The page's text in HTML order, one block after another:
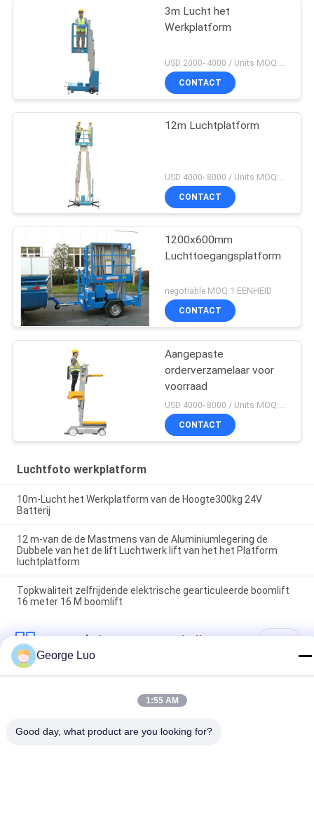
3m Lucht het
Werkplatform
CONTACT
12m Luchtplatform
CONTACT
1200x600mm
Luchttoegangsplatform
negotiable MOQ:1 EENHEID
CONTACT
Aangepaste
orderverzamelaar voor
voorraad
USD 4000- 8000 / Units MOQ:1 set
CONTACT
Luchtfoto werkplatform
10m-Lucht het Werkplatform van de Hoogte300kg 24V
Batterij
12 m-van de de Mastmens van de Aluminiumlegering de
Dubbele van het de lift Luchtwerk lift van het het Platform
luchtplatform
Topkwaliteit zelfrijdende elektrische gearticuleerde boomlift
16 meter 16 M boomlift
populaire categorieën Alle
Werkplatform
Opheffen Het
Platform
George Luo
1:55 AM
Good day, what product are you looking for?